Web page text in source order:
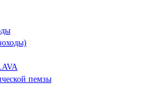
пемзы